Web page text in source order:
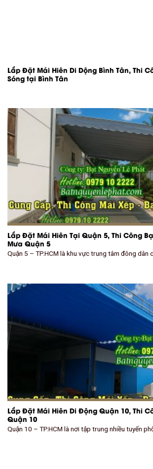
Lắp Đặt Mái Hiên Di Dộng Bình Tân, Thi
Sóng tại Bình Tân
Lắp Đặt Mái Hiên Tại Quận 5, Thi Công
Mưa Quận 5
Quận 5 – TP.HCM là khu vực trung tâm đông dân
Lắp Đặt Mái Hiên Di Động Quận 10, Thi
Quận 10
Quận 10 – TP.HCM là nơi tập trung nhiều tuyến